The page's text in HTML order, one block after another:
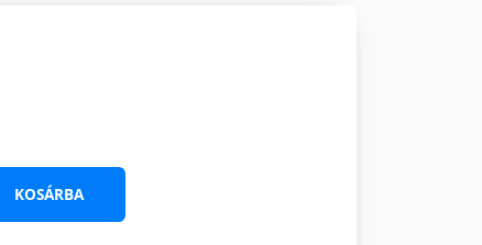
KOSÁRBA